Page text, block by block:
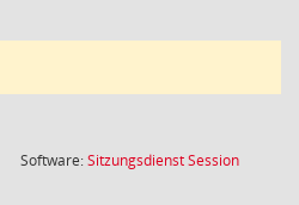
Software:SitzungsdienstSession(Wird in